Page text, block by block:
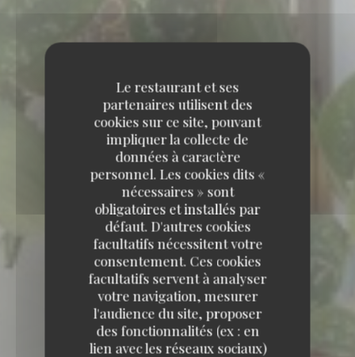
Le restaurant et ses
partenaires utilisent des
cookies sur ce site, pouvant
impliquer la collecte de
données à caractère
personnel. Les cookies dits «
nécessaires » sont
obligatoires et installés par
défaut. D'autres cookies
facultatifs nécessitent votre
consentement. Ces cookies
facultatifs servent à analyser
votre navigation, mesurer
l'audience du site, proposer
des fonctionnalités (ex : en
lien avec les réseaux sociaux)